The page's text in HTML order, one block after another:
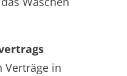
Verträge in